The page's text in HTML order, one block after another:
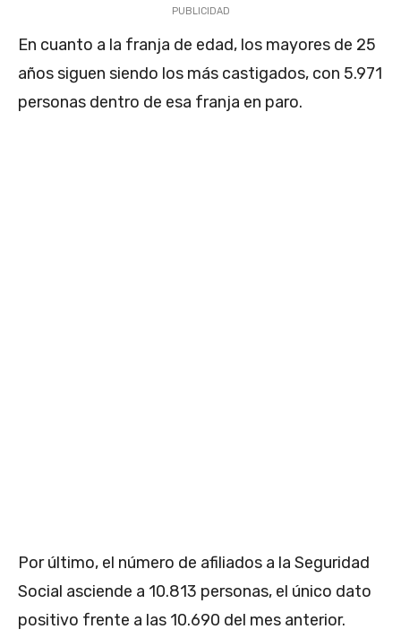
PUBLICIDAD
En cuanto a la franja de edad, los mayores de 25
años siguen siendo los más castigados, con 5.971
personas dentro de esa franja en paro.
Por último, el número de afiliados a la Seguridad
Social asciende a 10.813 personas, el único dato
positivo frente a las 10.690 del mes anterior.